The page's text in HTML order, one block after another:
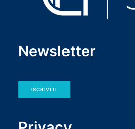
Newsletter
ISCRIVITI